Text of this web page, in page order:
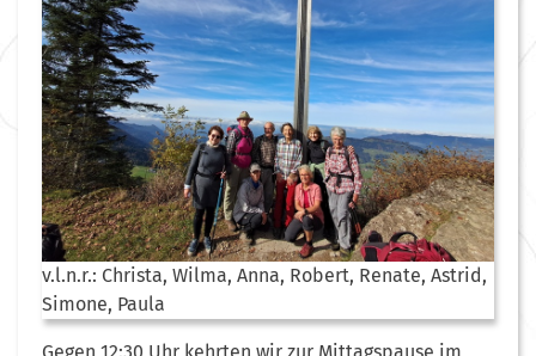
v.l.n.r.: Christa, Wilma, Anna, Robert, Renate, Astrid,
Simone, Paula